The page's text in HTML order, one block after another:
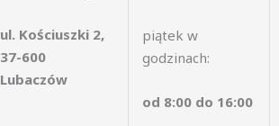
ul. Kościuszki 2,
37-600
Lubaczów
piątek w
godzinach:
od 8:00 do 16:00